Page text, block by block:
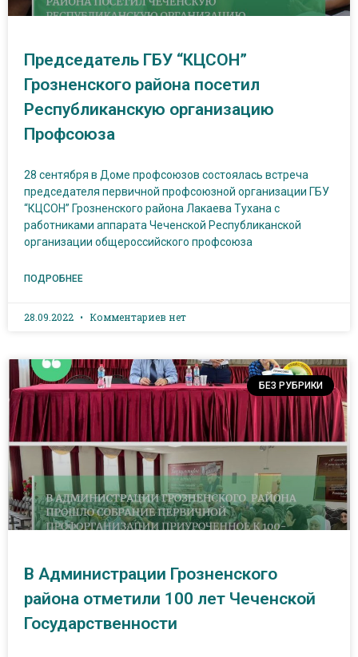
Председатель ГБУ “КЦСОН”
Грозненского района посетил
Республиканскую организацию
Профсоюза
28 сентября в Доме профсоюзов состоялась встреча
председателя первичной профсоюзной организации ГБУ
“КЦСОН” Грозненского района Лакаева Тухана с
работниками аппарата Чеченской Республиканской
организации общероссийского профсоюза
ПОДРОБНЕЕ
28.09.2022 Комментариев нет
БЕЗ РУБРИКИ
В Администрации Грозненского
района отметили 100 лет Чеченской
Государственности